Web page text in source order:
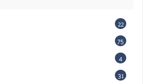
22
75
4
31